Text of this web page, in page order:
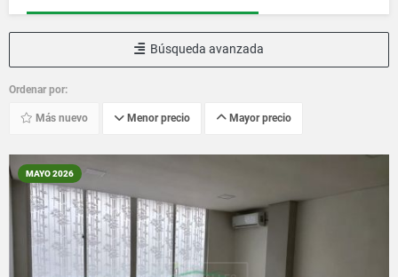
Búsqueda avanzada
Ordenar por:
Más nuevo Menor precio Mayor precio
MAYO 2026